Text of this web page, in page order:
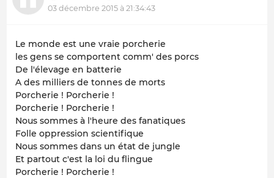
03 décembre 2015 à 21:34:43
Le monde est une vraie porcherie
les gens se comportent comm' des porcs
De l'élevage en batterie
A des milliers de tonnes de morts
Porcherie ! Porcherie !
Porcherie ! Porcherie !
Nous sommes à l'heure des fanatiques
Folle oppression scientifique
Nous sommes dans un état de jungle
Et partout c'est la loi du flingue
Porcherie ! Porcherie !